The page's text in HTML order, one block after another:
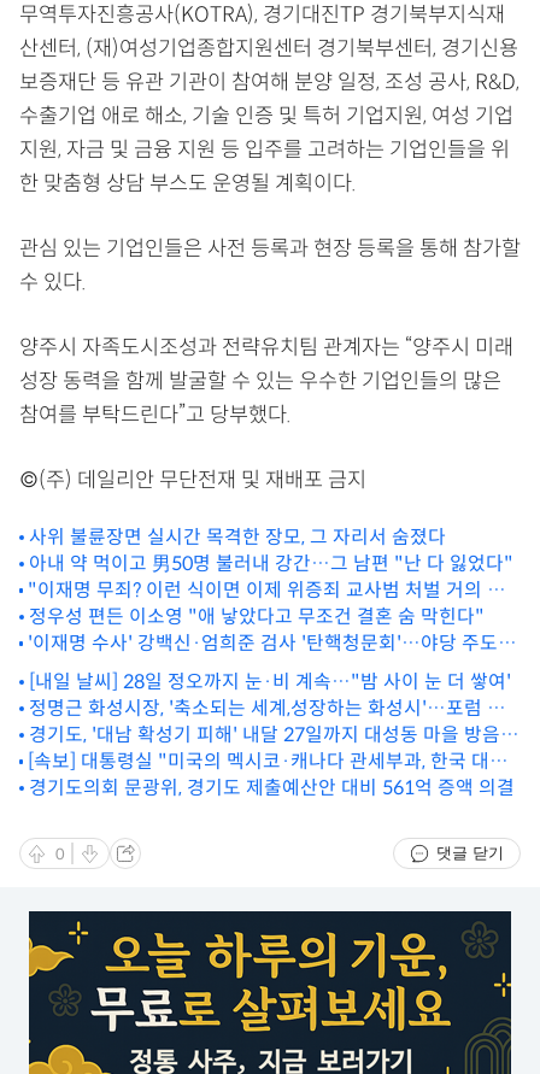
무역투자진흥공사(KOTRA), 경기대진TP 경기북부지식재
산센터, (재)여성기업종합지원센터 경기북부센터, 경기신용
보증재단 등 유관 기관이 참여해 분양 일정, 조성 공사, R&D,
수출기업 애로 해소, 기술 인증 및 특허 기업지원, 여성 기업
지원, 자금 및 금융 지원 등 입주를 고려하는 기업인들을 위
한 맞춤형 상담 부스도 운영될 계획이다.
관심 있는 기업인들은 사전 등록과 현장 등록을 통해 참가할
수 있다.
양주시 자족도시조성과 전략유치팀 관계자는 “양주시 미래
성장 동력을 함께 발굴할 수 있는 우수한 기업인들의 많은
참여를 부탁드린다”고 당부했다.
©(주) 데일리안 무단전재 및 재배포 금지
사위 불륜장면 실시간 목격한 장모, 그 자리서 숨졌다
아내 약 먹이고 男50명 불러내 강간…그 남편 "난 다 잃었다"
"이재명 무죄? 이런 식이면 이제 위증죄 교사범 처벌 거의 불
가능" [법조계에 물어보니 566]
정우성 편든 이소영 "애 낳았다고 무조건 결혼 숨 막힌다"
'이재명 수사' 강백신·엄희준 검사 '탄핵청문회'…야당 주도
내달 11일 실시
[내일 날씨] 28일 정오까지 눈·비 계속…"밤 사이 눈 더 쌓여'
정명근 화성시장, '축소되는 세계,성장하는 화성시'…포럼 발
표
경기도, '대남 확성기 피해' 내달 27일까지 대성동 마을 방음
시설 완료
[속보] 대통령실 "미국의 멕시코·캐나다 관세부과, 한국 대미
수출에 영향"
경기도의회 문광위, 경기도 제출예산안 대비 561억 증액 의결
0 댓글 닫기